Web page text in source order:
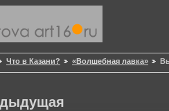
Что в Казани? «Волшебная лавка»